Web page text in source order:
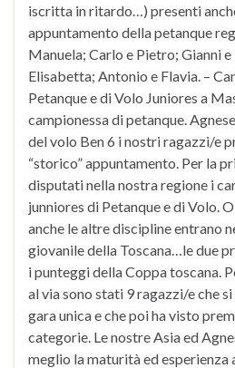
iscritta in ritardo…) presenti
appuntamento della petanque
Manuela; Carlo e Pietro; Gianni
Elisabetta; Antonio e Flavia. –
Petanque e di Volo Juniores a
campionessa di petanque.
del volo Ben 6 i nostri ragazzi/e
“storico” appuntamento. Per la
disputati nella nostra regione i
junniores di Petanque e di Volo.
anche le altre discipline entrano
giovanile della Toscana…le due
i punteggi della Coppa toscana.
al via sono stati 9 ragazzi/e che
gara unica e che poi ha visto
categorie. Le nostre Asia ed
meglio la maturità ed esperienza